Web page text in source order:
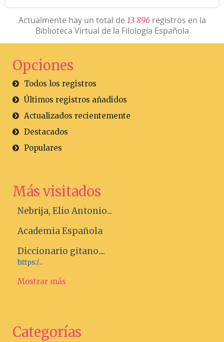
Actualmente hay un total de 13 896registros en la
Biblioteca Virtual de la Filología Española
Opciones
Todos los registros
Últimos registros añadidos
Actualizados recientemente
Destacados
Populares
Más visitados
Nebrija, Elio Antonio...
Academia Española
Diccionario gitano....
https:/...
Mostrar más
Categorías